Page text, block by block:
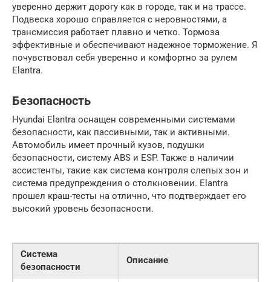
уверенно держит дорогу как в городе, так и на трассе.
Подвеска хорошо справляется с неровностями, а
трансмиссия работает плавно и четко. Тормоза
эффективные и обеспечивают надежное торможение. Я
почувствовал себя уверенно и комфортно за рулем
Elantra.
Безопасность
Hyundai Elantra оснащен современными системами
безопасности, как пассивными, так и активными.
Автомобиль имеет прочный кузов, подушки
безопасности, систему ABS и ESP. Также в наличии
ассистенты, такие как система контроля слепых зон и
система предупреждения о столкновении. Elantra
прошел краш-тесты на отлично, что подтверждает его
высокий уровень безопасности.
Система
безопасности
Описание